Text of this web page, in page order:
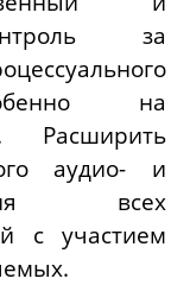
за
на
Расширить
аудио- и
всех
с участием